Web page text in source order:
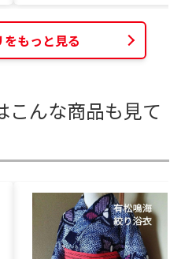
もっと見る
こんな商品も見て